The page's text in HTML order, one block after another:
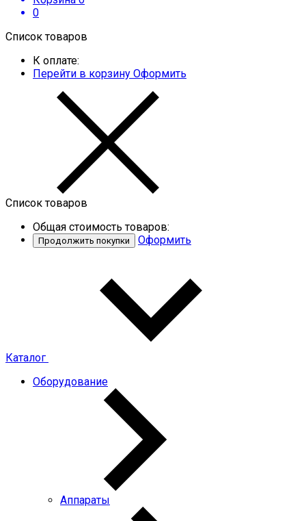
0
Список товаров
К оплате:
Перейти в корзину Оформить
Список товаров
Общая стоимость товаров:
Продолжить покупки Оформить
Каталог
Оборудование
Аппараты